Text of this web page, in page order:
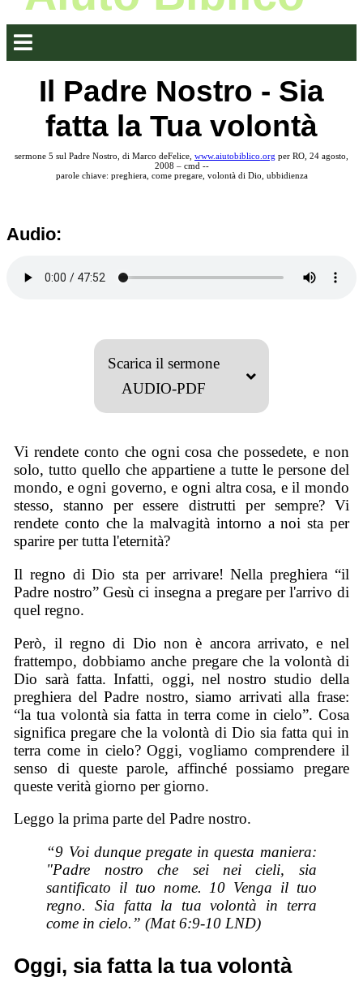
Il Padre Nostro - Sia
fatta la Tua volontà
sermone 5 sul Padre Nostro, di Marco deFelice, www.aiutobiblico.org per RO, 24 agosto,
2008 – cmd --
parole chiave: preghiera, come pregare, volontà di Dio, ubbidienza
Audio:
Scarica il sermone
AUDIO-PDF
Vi rendete conto che ogni cosa che possedete, e non
solo, tutto quello che appartiene a tutte le persone del
mondo, e ogni governo, e ogni altra cosa, e il mondo
stesso, stanno per essere distrutti per sempre? Vi
rendete conto che la malvagità intorno a noi sta per
sparire per tutta l'eternità?
Il regno di Dio sta per arrivare! Nella preghiera “il
Padre nostro” Gesù ci insegna a pregare per l'arrivo di
quel regno.
Però, il regno di Dio non è ancora arrivato, e nel
frattempo, dobbiamo anche pregare che la volontà di
Dio sarà fatta. Infatti, oggi, nel nostro studio della
preghiera del Padre nostro, siamo arrivati alla frase:
“la tua volontà sia fatta in terra come in cielo”. Cosa
significa pregare che la volontà di Dio sia fatta qui in
terra come in cielo? Oggi, vogliamo comprendere il
senso di queste parole, affinché possiamo pregare
queste verità giorno per giorno.
Leggo la prima parte del Padre nostro.
“9 Voi dunque pregate in questa maniera:
"Padre nostro che sei nei cieli, sia
santificato il tuo nome. 10 Venga il tuo
regno. Sia fatta la tua volontà in terra
come in cielo.” (Mat 6:9-10 LND)
Oggi, sia fatta la tua volontà